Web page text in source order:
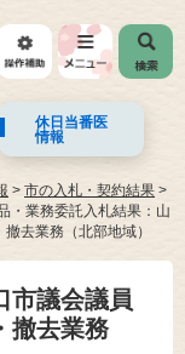
休日当番医
情報
> 市の入札・契約結果 >
・業務委託入札結果：山
去業務（北部地域）
市議会議員
撤去業務